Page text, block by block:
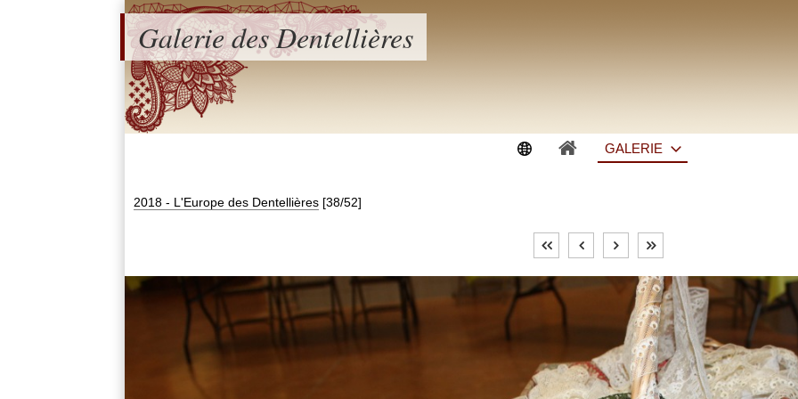
Galerie des Dentellières
GALERIE
2018 - L'Europe des Dentellières [38/52]